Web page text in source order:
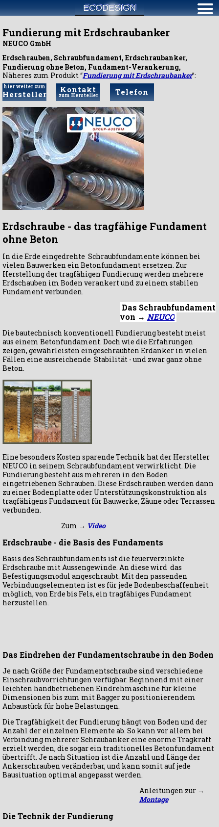
Fundierung mit Erdschraubanker
NEUCO GmbH
Erdschrauben, Schraubfundament, Erdschraubanker,
Fundierung ohne Beton, Fundament-Verankerung,
Näheres zum Produkt “Fundierung mit Erdschraubanker”:
hier weiter zum
Hersteller Kontakt
zum Hersteller Telefon
Erdschraube - das tragfähige Fundament
ohne Beton
In die Erde eingedrehte Schraubfundamente können bei
vielen Bauwerken ein Betonfundament ersetzen. Zur
Herstellung der tragfähigen Fundierung werden mehrere
Erdschauben im Boden verankert und zu einem stabilen
Fundament verbunden.
Das Schraubfundament
von → NEUCO
Die bautechnisch konventionell Fundierung besteht meist
aus einem Betonfundament. Doch wie die Erfahrungen
zeigen, gewährleisten eingeschraubten Erdanker in vielen
Fällen eine ausreichende Stabilität - und zwar ganz ohne
Beton.
Eine besonders Kosten sparende Technik hat der Hersteller
NEUCO in seinem Schraubfundament verwirklicht. Die
Fundierung besteht aus mehreren in den Boden
eingetriebenen Schrauben. Diese Erdschrauben werden dann
zu einer Bodenplatte oder Unterstützungskonstruktion als
tragfähigens Fundament für Bauwerke, Zäune oder Terrassen
verbunden.
Zum → Video
Erdschraube - die Basis des Fundaments
Basis des Schraubfundaments ist die feuerverzinkte
Erdschraube mit Aussengewinde. An diese wird das
Befestigungsmodul angeschraubt. Mit den passenden
Verbindungselementen ist es für jede Bodenbeschaffenheit
möglich, von Erde bis Fels, ein tragfähiges Fundament
herzustellen.
Das Eindrehen der Fundamentschraube in den Boden
Je nach Größe der Fundamentschraube sind verschiedene
Einschraubvorrichtungen verfügbar. Beginnend mit einer
leichten handbetriebenen Eindrehmaschine für kleine
Dimensionen bis zum mit Bagger zu positionierendem
Anbaustück für hohe Belastungen.
Die Tragfähigkeit der Fundierung hängt von Boden und der
Anzahl der einzelnen Elemente ab. So kann vor allem bei
Verbindung mehrerer Schraubanker eine enorme Tragkraft
erzielt werden, die sogar ein traditionelles Betonfundament
übertrifft. Je nach Situation ist die Anzahl und Länge der
Ankerschrauben veränderbar, und kann somit auf jede
Bausituation optimal angepasst werden.
Anleitungen zur →
Montage
Die Technik der Fundierung
ECODESIGN